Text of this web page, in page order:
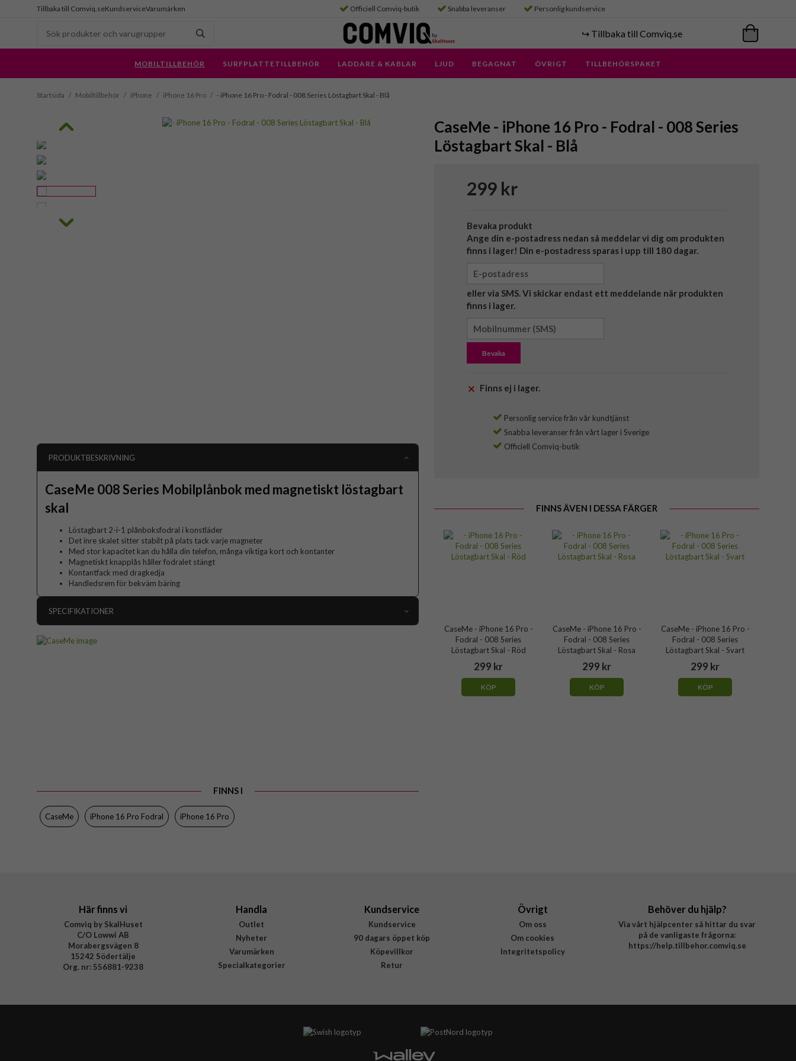
Tillbaka till Comviq.seKundserviceVarumärken Officiell Comviq-butik Snabba leveranser Personlig kundservice
↪️ Tillbaka till Comviq.se
MOBILTILLBEHÖR SURFPLATTETILLBEHÖR LADDARE & KABLAR LJUD BEGAGNAT ÖVRIGT TILLBEHÖRSPAKET
Startsida / Mobiltillbehör / iPhone / iPhone 16 Pro / - iPhone 16 Pro - Fodral - 008 Series Löstagbart Skal - Blå
CaseMe - iPhone 16 Pro - Fodral - 008 Series
Löstagbart Skal - Blå
299 kr
Bevaka produkt
Ange din e-postadress nedan så meddelar vi dig om produkten
finns i lager! Din e-postadress sparas i upp till 180 dagar.
eller via SMS. Vi skickar endast ett meddelande när produkten
finns i lager.
Bevaka
Finns ej i lager.
Personlig service från vår kundtjänst
Snabba leveranser från vårt lager i Sverige
Officiell Comviq-butik
FINNS ÄVEN I DESSA FÄRGER
CaseMe - iPhone 16 Pro -
Fodral - 008 Series
Löstagbart Skal - Röd
299 kr
KÖP
CaseMe - iPhone 16 Pro -
Fodral - 008 Series
Löstagbart Skal - Rosa
299 kr
KÖP
CaseMe - iPhone 16 Pro -
Fodral - 008 Series
Löstagbart Skal - Svart
299 kr
KÖP
PRODUKTBESKRIVNING
CaseMe 008 Series Mobilplånbok med magnetiskt löstagbart
skal
Löstagbart 2-i-1 plånboksfodral i konstläder
Det inre skalet sitter stabilt på plats tack varje magneter
Med stor kapacitet kan du hålla din telefon, många viktiga kort och kontanter
Magnetiskt knapplås håller fodralet stängt
Kontantfack med dragkedja
Handledsrem för bekväm bäring
SPECIFIKATIONER
FINNS I
CaseMe iPhone 16 Pro Fodral iPhone 16 Pro
Här finns vi
Comviq by SkalHuset
C/O Lowwi AB
Morabergsvägen 8
15242 Södertälje
Org. nr: 556881-9238
Handla
Outlet
Nyheter
Varumärken
Specialkategorier
Kundservice
Kundservice
90 dagars öppet köp
Köpevillkor
Retur
Övrigt
Om oss
Om cookies
Integritetspolicy
Behöver du hjälp?
Via vårt hjälpcenter så hittar du svar
på de vanligaste frågorna:
https://help.tillbehor.comviq.se